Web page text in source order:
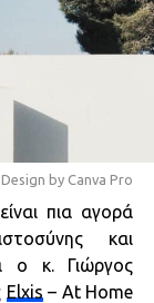
by Canva Pro
πια αγορά
και
ο κ. Γιώργος
Elxis – At Ηome